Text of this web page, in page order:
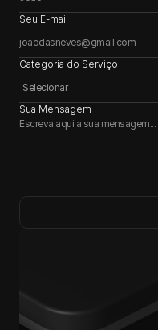
Seu E-mail
Categoria do Serviço
Sua Mensagem